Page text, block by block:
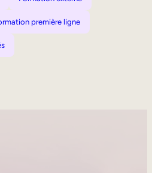
première ligne